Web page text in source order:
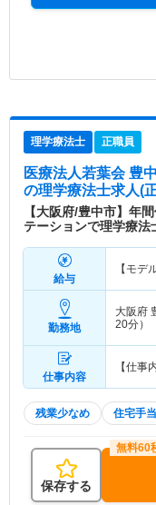
理学療法士 正職員
医療法人若葉会 豊
の理学療法士求人(
【大阪府/豊中市】年
テーションで理学療法
給与
【モデ
勤務地
大阪府
20分）
仕事内容
【仕事
残業少なめ 住宅手
保存する